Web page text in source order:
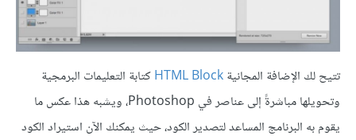
تتيح لك الإضافة المجانيةHTML Blockكتابة التعليمات البرمجية
وتحويلها مباشرةً إلى عناصر في Photoshop، ويشبه هذا عكس ما
يقوم به البرنامج المساعد لتصدير الكود، حيث يمكنك الآن استيراد الكود